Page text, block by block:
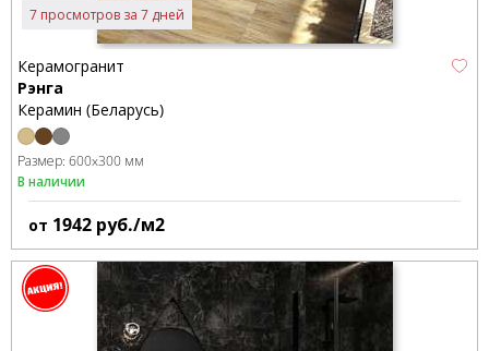
7 просмотров за 7 дней
Керамогранит
Рэнга
Керамин (Беларусь)
Размер: 600x300 мм
В наличии
от 1942 руб./м2